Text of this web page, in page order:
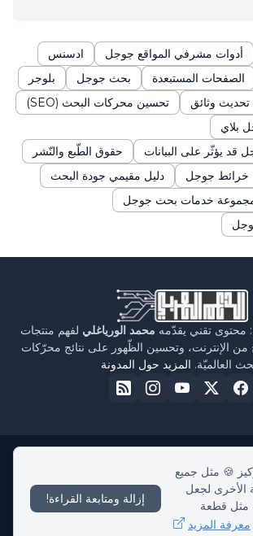
أدوات مشرفي المواقع جوجل
ادسنس
الصفحات المستبعدة بحث جوجل
بلوجر
تحديث وثائق
تحسين محركات البحث (SEO)
بلاي
يؤثّر على البيانات
حقوق الطّبع والنّشر
خرائط جوجل
دليل مقيمي جودة البحث
خدمات بحث جوجل
: محتوى تقني يقدّمه محمد الورياغلي لفهم منتجات
الإنترنت، وتحسين الظّهور على نتائج محرّكات
العالميّة. المزيد حول المدونة
بكل حبّ -Medelinor - MA
العربيسياسة الخصوصية
اتّصل بنا
🍪 مثل جميع
الأخرى لجعل
مثل قطعة
معرفة المزيد
إزالة ومتابعة القراءة!